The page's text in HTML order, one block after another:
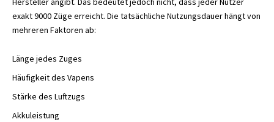
exakt 9000 Züge erreicht. Die tatsächliche Nutzungsdauer hängt von
mehreren Faktoren ab:
Länge jedes Zuges
Häufigkeit des Vapens
Stärke des Luftzugs
Akkuleistung